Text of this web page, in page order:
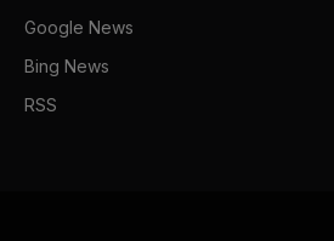
Google News
Bing News
RSS